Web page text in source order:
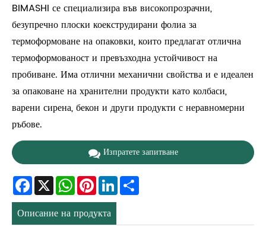
BIMASHI се специализира във високопрозрачни,
безупречно плоски коекструдирани фолиа за
термоформоване на опаковки, които предлагат отлична
термоформованост и превъзходна устойчивост на
пробиване. Има отлични механични свойства и е идеален
за опаковане на хранителни продукти като колбаси,
варени сирена, бекон и други продукти с неравномерни
ръбове.
Изпратете запитване
Facebook
X WhatsApp
Pinterest
LinkedIn
Описание на продукта